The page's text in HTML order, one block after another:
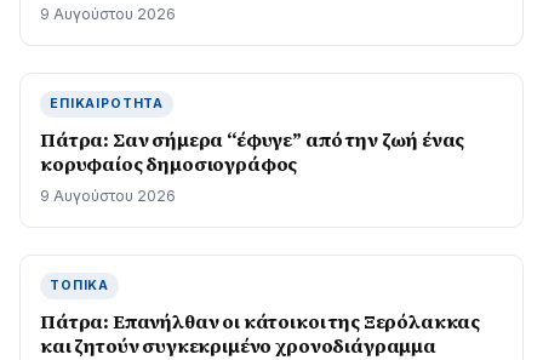
9 Αυγούστου 2026
ΕΠΙΚΑΙΡΌΤΗΤΑ
Πάτρα: Σαν σήμερα “έφυγε” από την ζωή ένας
κορυφαίος δημοσιογράφος
9 Αυγούστου 2026
ΤΟΠΙΚΆ
Πάτρα: Επανήλθαν οι κάτοικοι της Ξερόλακκας
και ζητούν συγκεκριμένο χρονοδιάγραμμα